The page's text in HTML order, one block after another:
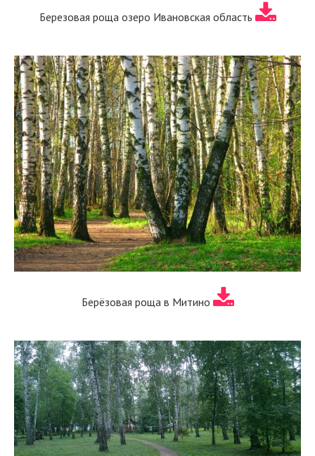
Березовая роща озеро Ивановская область
Берёзовая роща в Митино